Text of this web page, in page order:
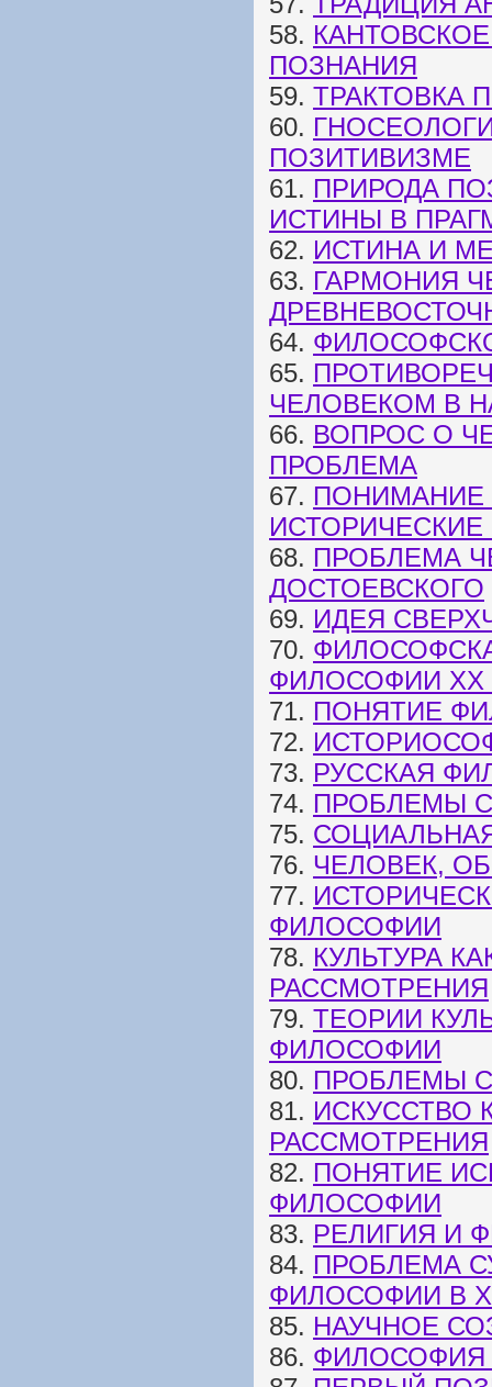
58.
ПОЗНАНИЯ
59. ТРАКТОВКА
60.
ПОЗИТИВИЗМЕ
61. ПРИРОДА
ИСТИНЫ В
62. ИСТИНА И
63. ГАРМОНИЯ
64.
65.
ЧЕЛОВЕКОМ В
66. ВОПРОС О
ПРОБЛЕМА
67. ПОНИМАНИЕ
68. ПРОБЛЕМА
ДОСТОЕВСКОГО
69. ИДЕЯ
70.
ФИЛОСОФИИ XX
71. ПОНЯТИЕ
72.
73. РУССКАЯ
74. ПРОБЛЕМЫ
75.
76. ЧЕЛОВЕК,
77.
ФИЛОСОФИИ
78. КУЛЬТУРА
РАССМОТРЕНИЯ
79. ТЕОРИИ
ФИЛОСОФИИ
80. ПРОБЛЕМЫ
81. ИСКУССТВО
РАССМОТРЕНИЯ
82. ПОНЯТИЕ
ФИЛОСОФИИ
83. РЕЛИГИЯ И
84. ПРОБЛЕМА
ФИЛОСОФИИ В
85. НАУЧНОЕ
86. ФИЛОСОФИЯ